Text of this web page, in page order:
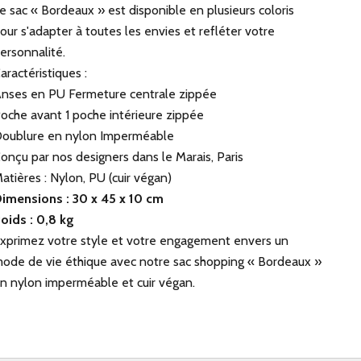
sac « Bordeaux » est disponible en plusieurs coloris
s'adapter à toutes les envies et refléter votre
:
en PU Fermeture centrale zippée
avant 1 poche intérieure zippée
en nylon Imperméable
par nos designers dans le Marais, Paris
: Nylon, PU (cuir végan)
: 30 x 45 x 10 cm
: 0,8 kg
votre style et votre engagement envers un
de vie éthique avec notre sac shopping « Bordeaux »
nylon imperméable et cuir végan.